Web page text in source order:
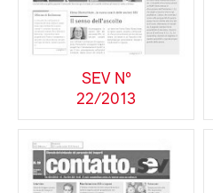
SEV N°
22/2013